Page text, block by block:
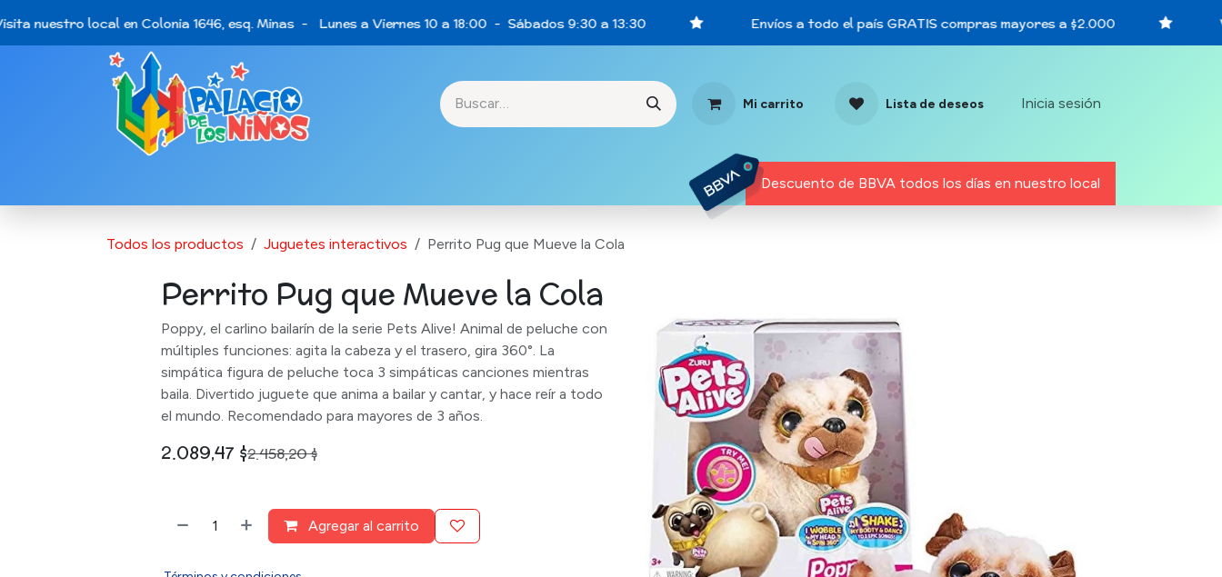
nuestro local en Colonia 1646, esq. Minas - Lunes a Viernes 10 a 18:00 - Sábados 9:30 a 13:30 Envíos a todo el país GRATIS compras mayores a $2.000
Mi carrito Lista de deseos Inicia sesión
Descuento de BBVA todos los días en nuestro local
Todos los productos Juguetes interactivos Perrito Pug que Mueve la Cola
Perrito Pug que Mueve la Cola
Poppy, el carlino bailarín de la serie Pets Alive! Animal de peluche con
múltiples funciones: agita la cabeza y el trasero, gira 360°. La
simpática figura de peluche toca 3 simpáticas canciones mientras
baila. Divertido juguete que anima a bailar y cantar, y hace reír a todo
el mundo. Recomendado para mayores de 3 años.
2.089,47 $2.458,20$
Agregar al carrito